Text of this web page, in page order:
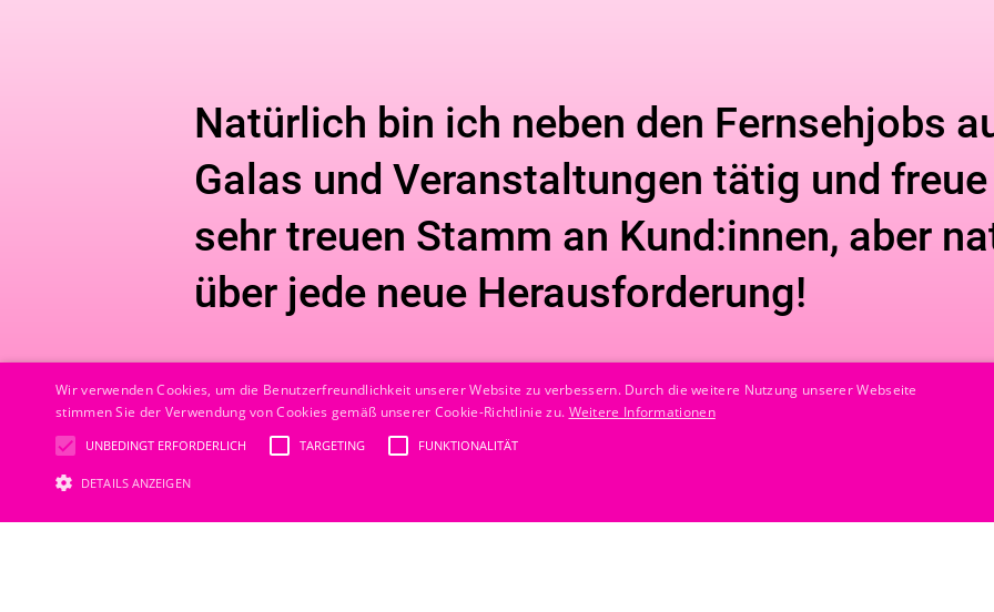
Natürlich bin ich neben den Fernsehjobs
Galas und Ver­an­staltungen tätig und
sehr treuen Stamm an Kund:innen, aber
über jede neue Herausforderung!
Anfrage? Schreiben Sie
Wir verwenden Cookies, um die Benutzerfreundlichkeit unserer Website zu verbessern. Durch die weitere Nutzung unserer Webseite
stimmen Sie der Verwendung von Cookies gemäß unserer Cookie-Richtlinie zu. Weitere Informationen
UNBEDINGT ERFORDERLICH TARGETING FUNKTIONALITÄT
DETAILS ANZEIGEN